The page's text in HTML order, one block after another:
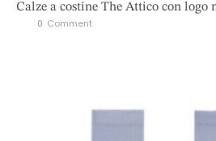
Calze a costine The Attico con logo
0 Comment